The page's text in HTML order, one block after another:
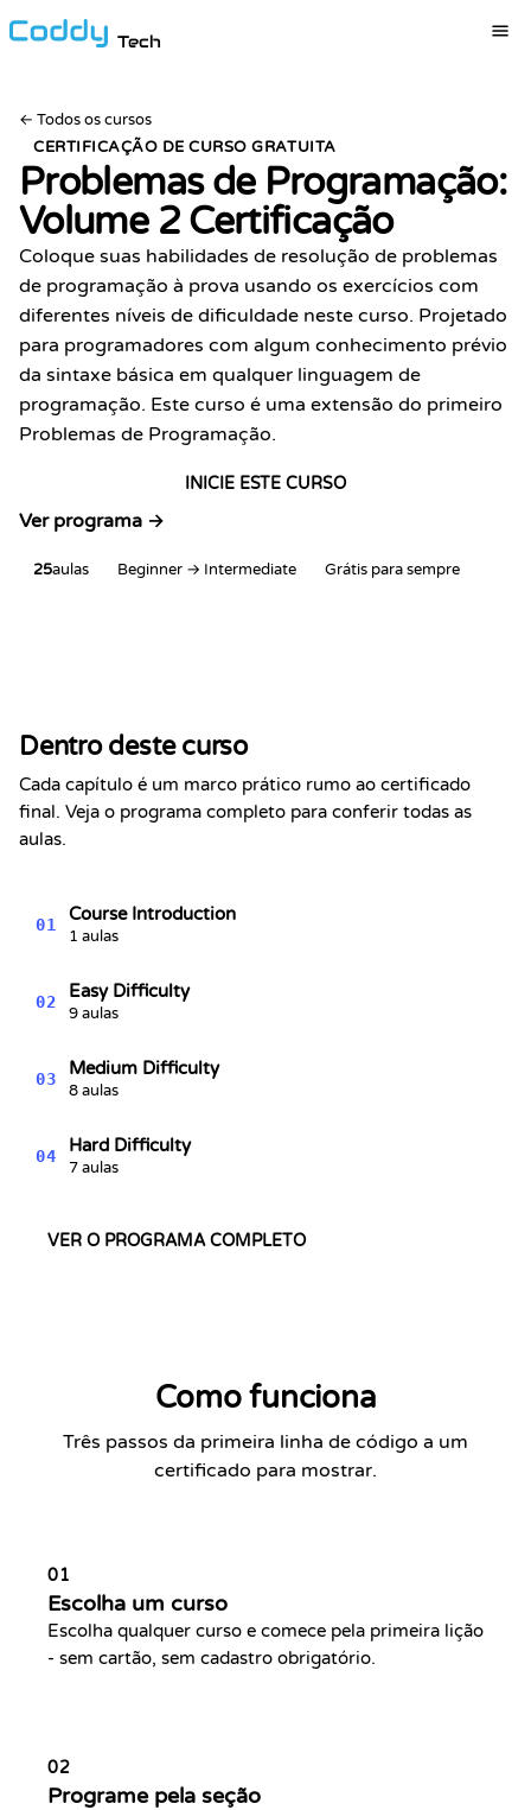
Tech
← Todos os cursos
CERTIFICAÇÃO DE CURSO GRATUITA
Problemas de Programação:
Volume 2 Certificação
Coloque suas habilidades de resolução de problemas
de programação à prova usando os exercícios com
diferentes níveis de dificuldade neste curso. Projetado
para programadores com algum conhecimento prévio
da sintaxe básica em qualquer linguagem de
programação. Este curso é uma extensão do primeiro
Problemas de Programação.
INICIE ESTE CURSO
Ver programa →
25aulas Beginner → Intermediate Grátis para sempre
Problemas de Programação: Volume 2
Kevin
Spektor, CTO
8/6/2026
Data
Dentro deste curso
Cada capítulo é um marco prático rumo ao certificado
final. Veja o programa completo para conferir todas as
aulas.
01
Course Introduction
1 aulas
02
Easy Difficulty
9 aulas
03
Medium Difficulty
8 aulas
04
Hard Difficulty
7 aulas
VER O PROGRAMA COMPLETO
Como funciona
Três passos da primeira linha de código a um
certificado para mostrar.
01
Escolha um curso
Escolha qualquer curso e comece pela primeira lição
- sem cartão, sem cadastro obrigatório.
02
Programe pela seção